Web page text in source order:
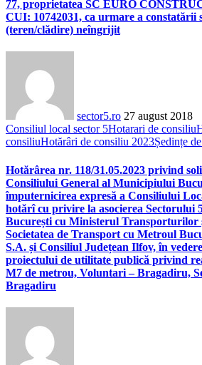
77, proprietatea SC EURO
CUI: 10742031, ca urmare a constatării
(teren/clădire) neîngrijit
sector5.ro 27 august 2018
Consiliul local sector 5Hotarari de consiliu
consiliuHotărâri de consiliu 2023Ședințe
Hotărârea nr. 118/31.05.2023 privind
Consiliului General al Municipiului
împuternicirea expresă a Consiliului
hotărî cu privire la asocierea Sectorului
București cu Ministerul
Societatea de Transport cu Metroul
S.A. și Consiliul Județean Ilfov, în
proiectului de utilitate publică privind
M7 de metrou, Voluntari – Bragadiru,
Bragadiru